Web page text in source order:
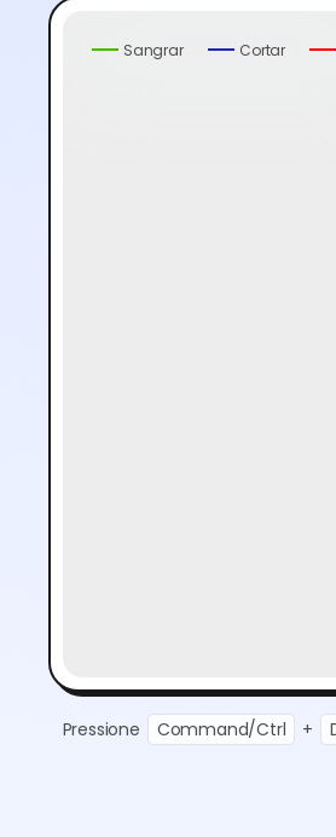
Sangrar Cortar
Pressione Command/Ctrl +